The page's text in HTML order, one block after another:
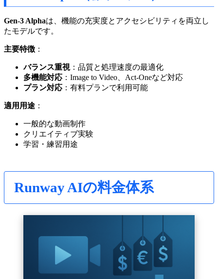
Gen-3 Alphaは、機能の充実度とアクセシビリティを両立し
たモデルです。
主要特徴 ：
バランス重視：品質と処理速度の最適化
多機能対応 ：Image to Video、Act-Oneなど対応
プラン対応 ：有料プランで利用可能
適用用途 ：
一般的な動画制作
クリエイティブ実験
学習・練習用途
Runway AIの料金体系